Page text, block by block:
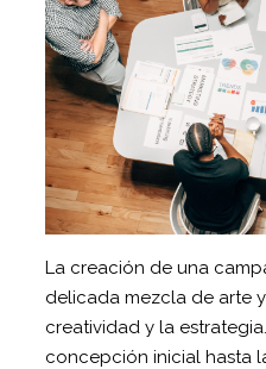
La creación de una
delicada mezcla de arte
creatividad y la
concepción inicial hasta